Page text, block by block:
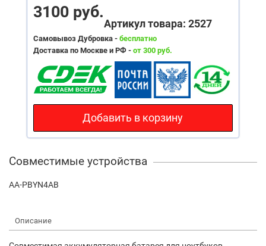
3100 руб.
Артикул товара: 2527
Самовывоз Дубровка - бесплатно
Доставка по Москве и РФ - от 300 руб.
Добавить в корзину
Совместимые устройства
AA-PBYN4AB
Описание